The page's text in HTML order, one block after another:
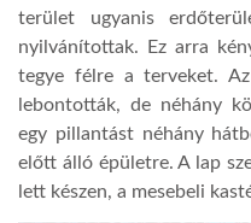
LINKTR.EE
GLOBOZSARU
terület ugyanis
nyilvánítottak. Ez arra
tegye félre a terveket.
lebontották, de néhány
egy pillantást néhány
előtt álló épületre. A lap
lett készen, a mesebeli